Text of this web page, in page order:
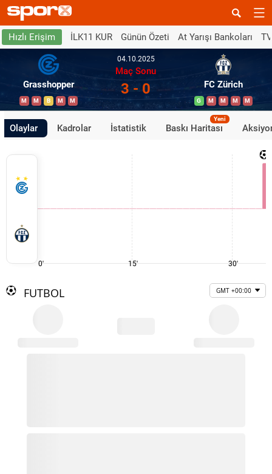
Hızlı Erişim İLK11 KUR Günün Özeti At Yarışı Bankoları
Grasshopper
M M B M M
04.10.2025
Maç Sonu
3 - 0 FC Zürich
G M M M M
Olaylar Kadrolar İstatistik Baskı Haritası
Yeni
0' 15' 30'
FUTBOL GMT +00:00